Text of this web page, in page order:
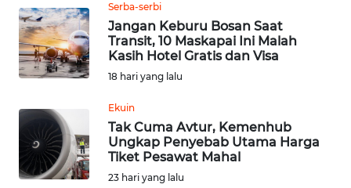
Serba-serbi
Jangan Keburu Bosan Saat
Transit, 10 Maskapai Ini Malah
Kasih Hotel Gratis dan Visa
18 hari yang lalu
Ekuin
Tak Cuma Avtur, Kemenhub
Ungkap Penyebab Utama Harga
Tiket Pesawat Mahal
23 hari yang lalu
OPINI
Informasi
INDEKS
BERITA
KONTAK
KAMI